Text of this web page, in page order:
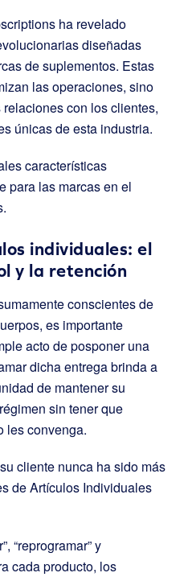
ha revelado
diseñadas
de suplementos. Estas
las operaciones, sino
con los clientes,
únicas de esta industria.
características
para las marcas en el
individuales: el
y la retención
conscientes de
es importante
acto de posponer una
dicha entrega brinda a
de mantener su
sin tener que
les convenga.
cliente nunca ha sido más
de Artículos Individuales
“reprogramar” y
cada producto, los